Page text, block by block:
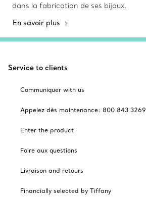
dans la fabrication de ses bijoux.
En savoir plus
Service to clients
Communiquer with us
Appelez dès maintenance: 800 843 3269
Enter the product
Foire aux questions
Livraison and retours
Financially selected by Tiffany